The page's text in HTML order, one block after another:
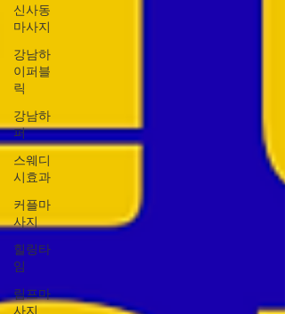
신사동
마사지
강남하
이퍼블
릭
강남하
퍼
스웨디
시효과
커플마
사지
힐링타
임
림프마
사지